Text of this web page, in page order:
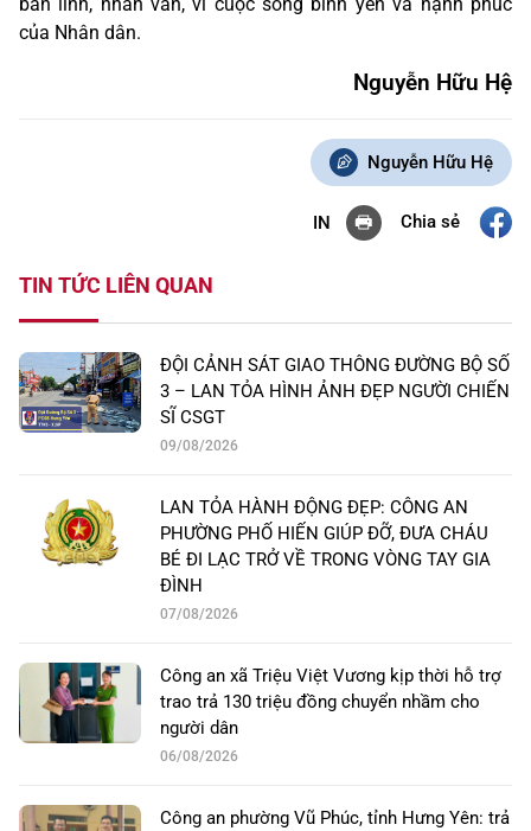
của Nhân dân.
Nguyễn Hữu Hệ
Nguyễn Hữu Hệ
IN Chia sẻ
TIN TỨC LIÊN QUAN
ĐỘI CẢNH SÁT GIAO THÔNG ĐƯỜNG BỘ SỐ
3 – LAN TỎA HÌNH ẢNH ĐẸP NGƯỜI CHIẾN
SĨ CSGT
09/08/2026
LAN TỎA HÀNH ĐỘNG ĐẸP: CÔNG AN
PHƯỜNG PHỐ HIẾN GIÚP ĐỠ, ĐƯA CHÁU
BÉ ĐI LẠC TRỞ VỀ TRONG VÒNG TAY GIA
ĐÌNH
07/08/2026
Công an xã Triệu Việt Vương kịp thời hỗ trợ
trao trả 130 triệu đồng chuyển nhầm cho
người dân
06/08/2026
Công an phường Vũ Phúc, tỉnh Hưng Yên: trả